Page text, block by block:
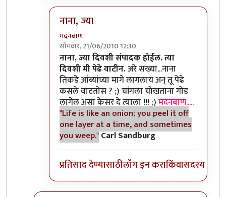
नाना, ज्या
मदनबाण
सोमवार, 21/06/2010 12:30
In reply to>>काहीbyII विकास II
नाना, ज्या दिवशी संपादक होईल. त्या
दिवशी मी पेढे वाटीन.अरे सख्या...नाना
तिकडे आंब्यांच्या मागे लागलाय अन् तू पेढे
कसले वाटतोस ? ;) चांगला चोखताना गोड
लागेल असा केसर दे त्याला !!! ;)मदनबाण.....
"Life is like an onion; you peel it off
one layer at a time, and sometimes
you weep."Carl Sandburg
प्रतिसाद देण्यासाठीलॉग इन कराकिंवासदस्य व्हा